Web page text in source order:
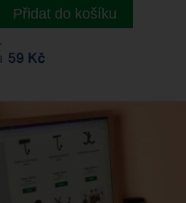
Přidat do košíku